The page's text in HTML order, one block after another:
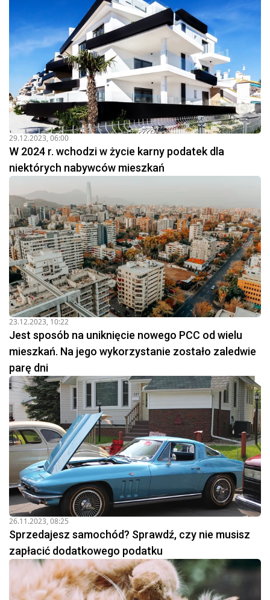
29.12.2023, 06:00
W 2024 r. wchodzi w życie karny podatek dla
niektórych nabywców mieszkań
23.12.2023, 10:22
Jest sposób na uniknięcie nowego PCC od wielu
mieszkań. Na jego wykorzystanie zostało zaledwie
parę dni
26.11.2023, 08:25
Sprzedajesz samochód? Sprawdź, czy nie musisz
zapłacić dodatkowego podatku